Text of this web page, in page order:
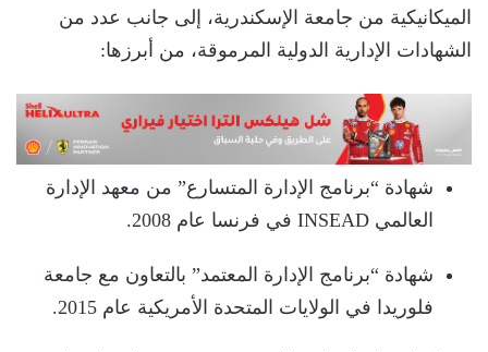
الميكانيكية من جامعة الإسكندرية، إلى جانب عدد من
الشهادات الإدارية الدولية المرموقة، من أبرزها:
شهادة “برنامج الإدارة المتسارع” من معهد الإدارة
العالمي INSEAD في فرنسا عام 2008.
شهادة “برنامج الإدارة المعتمد” بالتعاون مع جامعة
فلوريدا في الولايات المتحدة الأمريكية عام 2015.